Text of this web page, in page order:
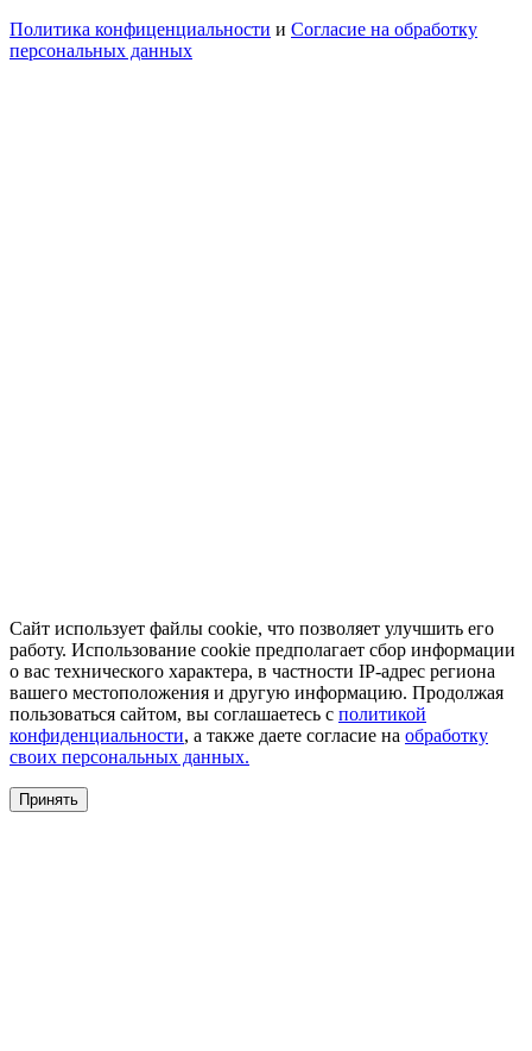
Политика конфиценциальности и Согласие на обработку
персональных данных
Сайт использует файлы cookie, что позволяет улучшить его
работу. Использование cookie предполагает сбор информации
о вас технического характера, в частности IP-адрес региона
вашего местоположения и другую информацию. Продолжая
пользоваться сайтом, вы соглашаетесь с политикой
конфиденциальности, а также даете согласие на обработку
своих персональных данных.
Принять